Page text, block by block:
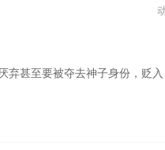
九大帝子，破混元天尊夺取神道界的惊天密谋，成就新一代大帝为您提供最新电影、好看的电影排行榜及电影下载，手机在线观看电影、动作片、喜剧片、爱情片、搞笑片等全新电影。